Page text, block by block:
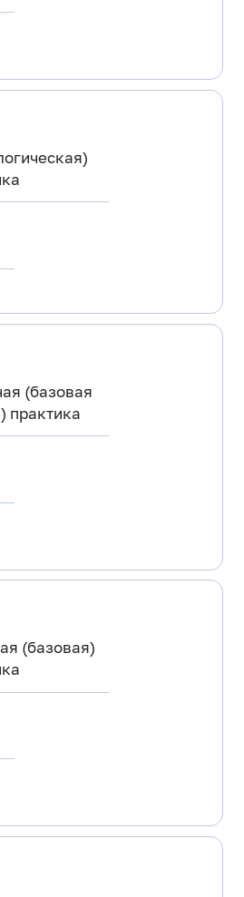
(базовая
практика
(базовая)